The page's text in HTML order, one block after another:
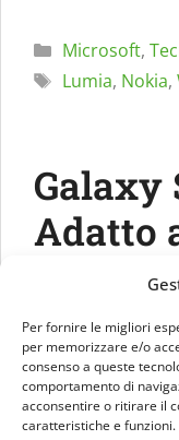
Per fornire le migliori
per memorizzare e/o
consenso a queste
comportamento di
acconsentire o ritirare il
caratteristiche e funzioni.
Categorie
Microsoft,
Tag
Lumia, Nokia,
Galaxy
Adatto
amano
aperta
13/06/2013di